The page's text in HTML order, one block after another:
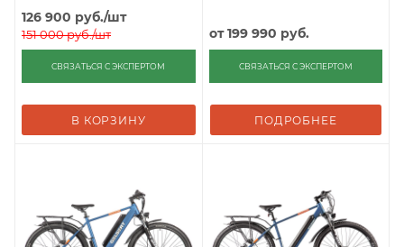
126 900 руб./шт
151 000руб./шт
СВЯЗАТЬСЯ С ЭКСПЕРТОМ
В КОРЗИНУ
от199 990 руб.
СВЯЗАТЬСЯ С ЭКСПЕРТОМ
ПОДРОБНЕЕ